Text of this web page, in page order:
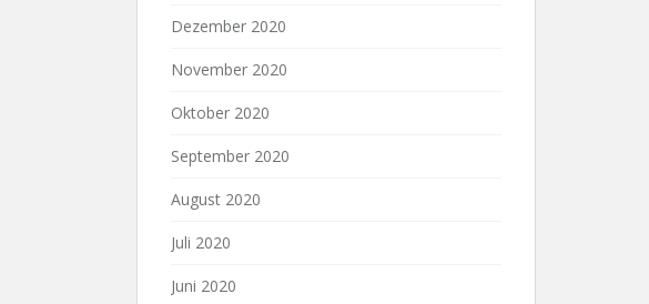
Dezember 2020
November 2020
Oktober 2020
September 2020
August 2020
Juli 2020
Juni 2020